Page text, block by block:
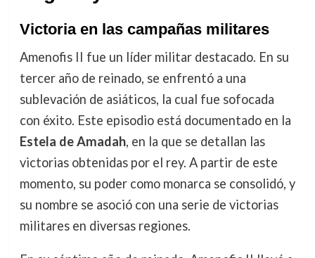
Victoria en las campañas militares
Amenofis II fue un líder militar destacado. En su
tercer año de reinado, se enfrentó a una
sublevación de asiáticos, la cual fue sofocada
con éxito. Este episodio está documentado en la
Estela de Amadah, en la que se detallan las
victorias obtenidas por el rey. A partir de este
momento, su poder como monarca se consolidó, y
su nombre se asoció con una serie de victorias
militares en diversas regiones.